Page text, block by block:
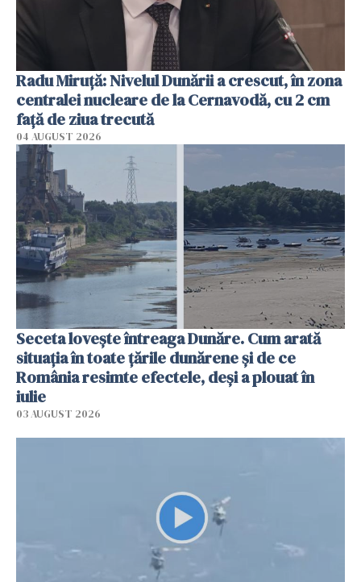
Radu Miruţă: Nivelul Dunării a crescut, în zona
centralei nucleare de la Cernavodă, cu 2 cm
faţă de ziua trecută
04 AUGUST 2026
Seceta lovește întreaga Dunăre. Cum arată
situația în toate țările dunărene și de ce
România resimte efectele, deși a plouat în
iulie
03 AUGUST 2026